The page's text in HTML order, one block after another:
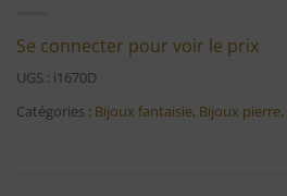
Se connecter pour voir le prix
UGS : i1670D
Catégories : Bijoux fantaisie, Bijoux pierre,